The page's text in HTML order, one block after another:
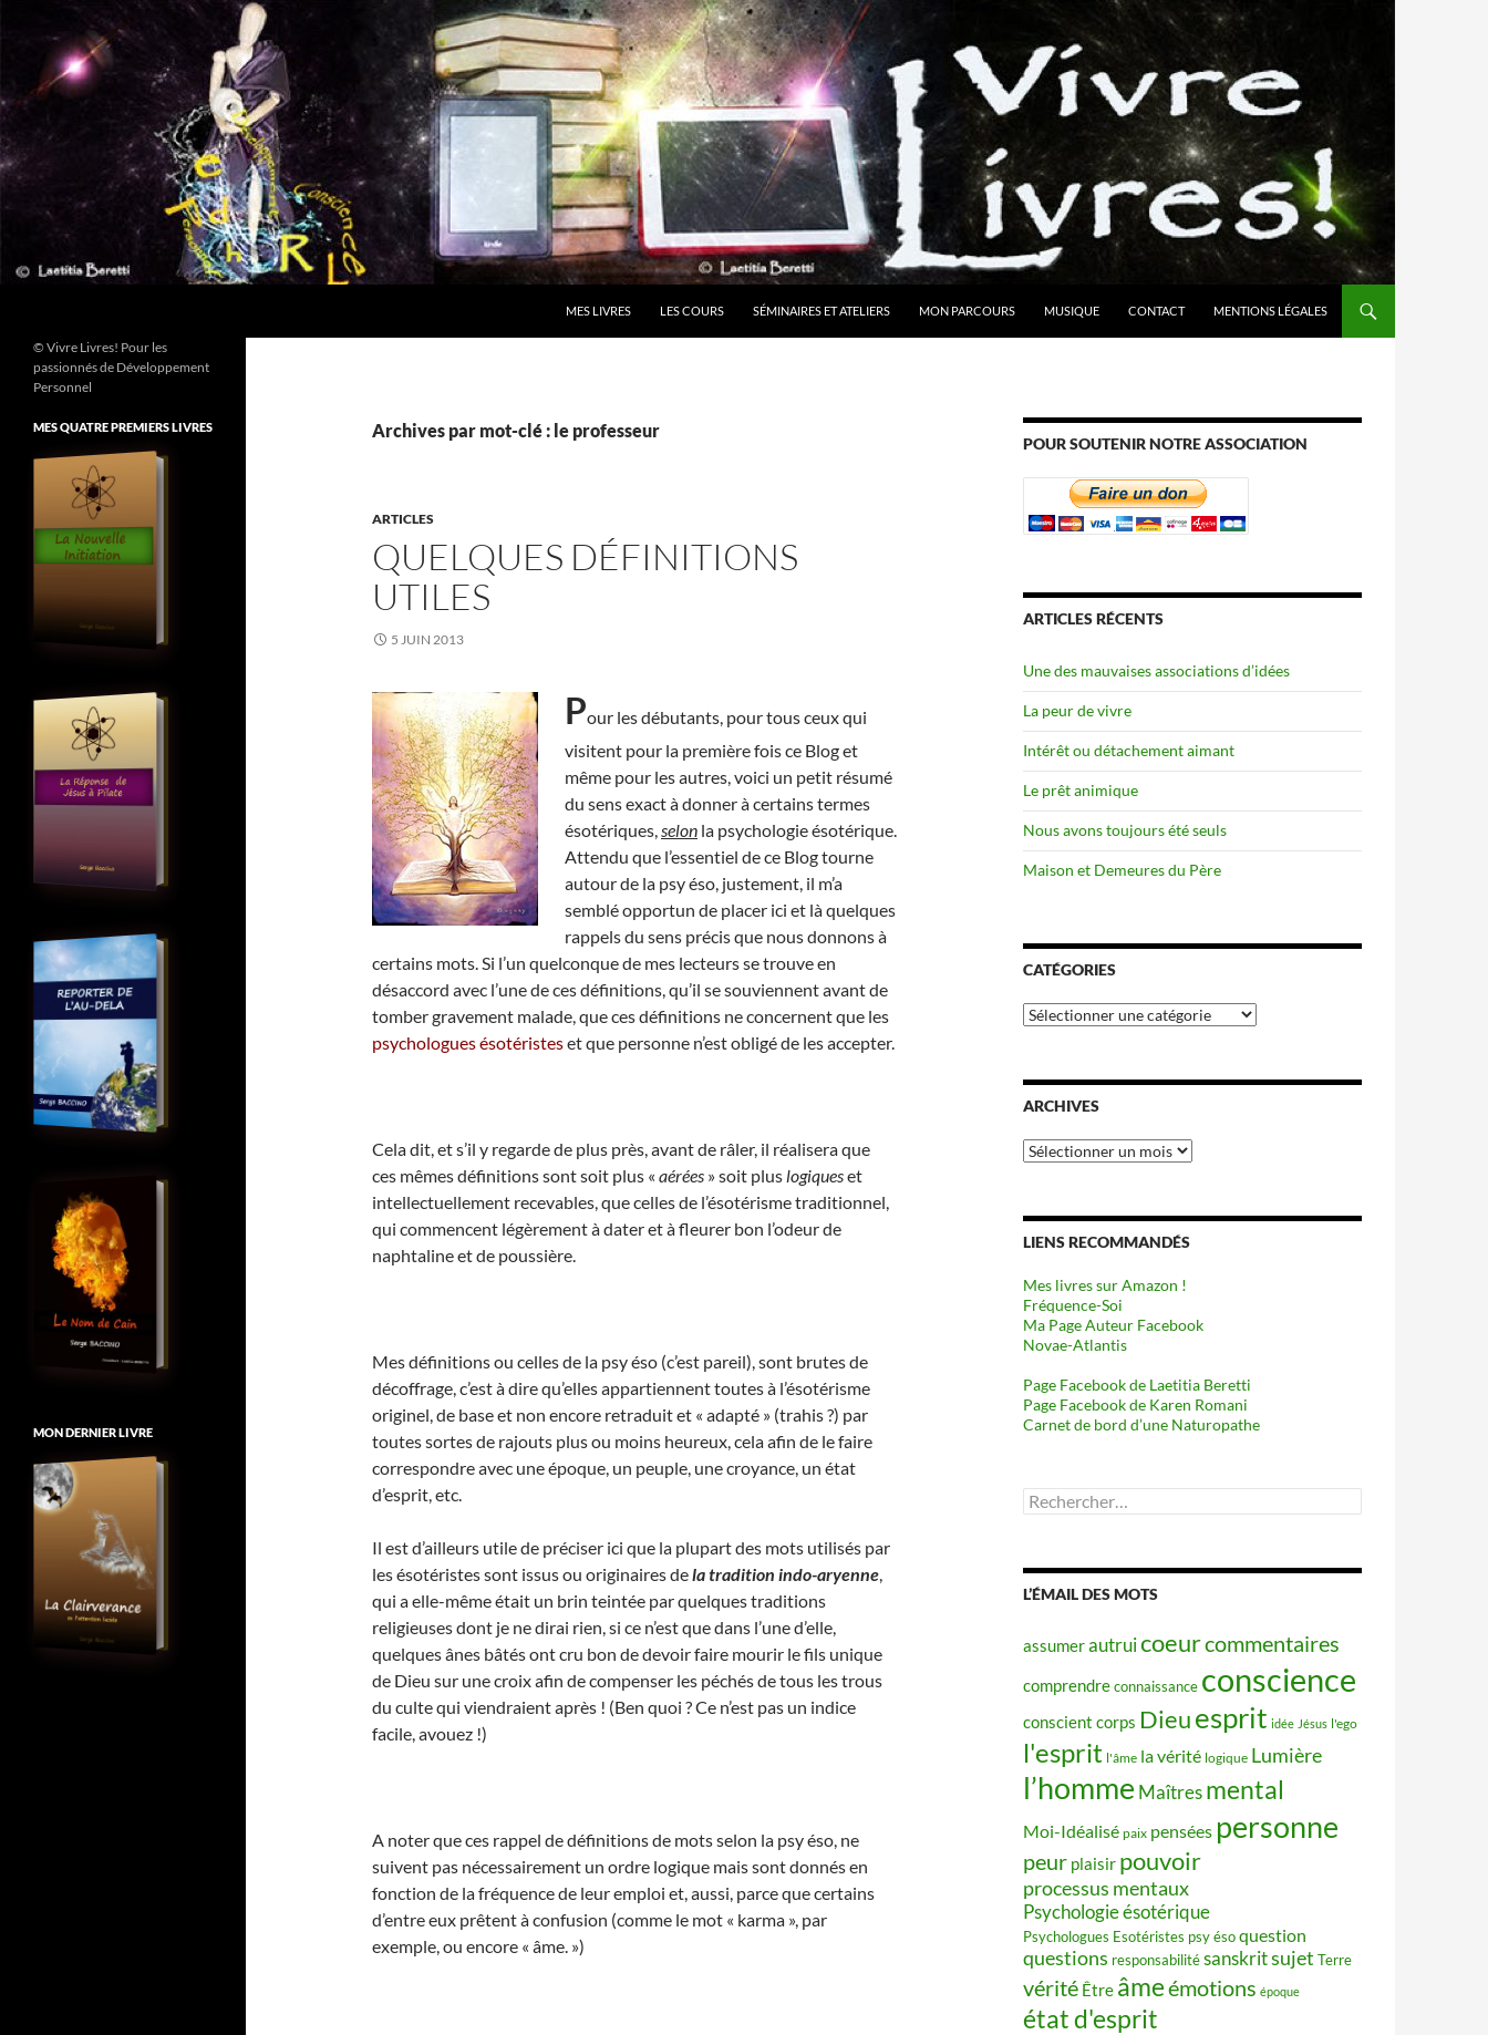
contenu
MES LIVRES LES COURS SÉMINAIRES ET ATELIERS MON PARCOURS MUSIQUE CONTACT MENTIONS LÉGALES
Archives par mot-clé : le professeur
ARTICLES
QUELQUES DÉFINITIONS
UTILES
5 JUIN 2013
Pour les débutants, pour tous ceux qui
visitent pour la première fois ce Blog et
même pour les autres, voici un petit résumé
du sens exact à donner à certains termes
ésotériques,selon la psychologie ésotérique.
Attendu que l’essentiel de ce Blog tourne
autour de la psy éso, justement, il m’a
semblé opportun de placer ici et là quelques
rappels du sens précis que nous donnons à
certains mots. Si l’un quelconque de mes lecteurs se trouve en
désaccord avec l’une de ces définitions, qu’il se souviennent avant de
tomber gravement malade, que ces définitions ne concernent que les
psychologues ésotéristeset que personne n’est obligé de les accepter.
Cela dit, et s’il y regarde de plus près, avant de râler, il réalisera que
ces mêmes définitions sont soit plus « aérées » soit plus logiqueset
intellectuellement recevables, que celles de l’ésotérisme traditionnel,
qui commencent légèrement à dater et à fleurer bon l’odeur de
naphtaline et de poussière.
Mes définitions ou celles de la psy éso (c’est pareil), sont brutes de
décoffrage, c’est à dire qu’elles appartiennent toutes à l’ésotérisme
originel, de base et non encore retraduit et « adapté » (trahis ?) par
toutes sortes de rajouts plus ou moins heureux, cela afin de le faire
correspondre avec une époque, un peuple, une croyance, un état
d’esprit, etc.
Il est d’ailleurs utile de préciser ici que la plupart des mots utilisés par
les ésotéristes sont issus ou originaires dela tradition indo-aryenne,
qui a elle-même était un brin teintée par quelques traditions
religieuses dont je ne dirai rien, si ce n’est que dans l’une d’elle,
quelques ânes bâtés ont cru bon de devoir faire mourir le fils unique
de Dieu sur une croix afin de compenser les péchés de tous les trous
du culte qui viendraient après ! (Ben quoi ? Ce n’est pas un indice
facile, avouez !)
A noter que ces rappel de définitions de mots selon la psy éso, ne
suivent pas nécessairement un ordre logique mais sont donnés en
fonction de la fréquence de leur emploi et, aussi, parce que certains
d’entre eux prêtent à confusion (comme le mot « karma », par
exemple, ou encore « âme. »)
POUR SOUTENIR NOTRE ASSOCIATION
ARTICLES RÉCENTS
Une des mauvaises associations d’idées
La peur de vivre
Intérêt ou détachement aimant
Le prêt animique
Nous avons toujours été seuls
Maison et Demeures du Père
CATÉGORIES
Catégories
ARCHIVES
Archives
LIENS RECOMMANDÉS
Mes livres sur Amazon !
Fréquence-Soi
Ma Page Auteur Facebook
Novae-Atlantis
Page Facebook de Laetitia Beretti
Page Facebook de Karen Romani
Carnet de bord d’une Naturopathe
Rechercher :
L’ÉMAIL DES MOTS
assumerautruicoeurcommentaires
comprendreconnaissance conscience
conscient corps Dieuesprit idée Jésus l'ego
l'esprit l'âme la vérité logique Lumière
l’homme Maîtres mental
Moi-Idéalisé paix pensées personne
peur plaisir pouvoir
processus mentaux
Psychologie ésotérique
Psychologues Esotéristes psy ésoquestion
questions responsabilitésanskritsujet Terre
vérité Être âmeémotions époque
état d'esprit
© Vivre Livres! Pour les
passionnés de Développement
Personnel
MES QUATRE PREMIERS LIVRES
MON DERNIER LIVRE